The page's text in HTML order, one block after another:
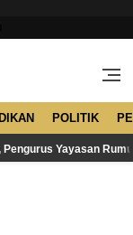
POLITIK
Yayasan